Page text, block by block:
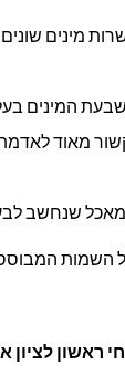
מינים
המינים
מאוד
שנחשב
השמות
ראשון